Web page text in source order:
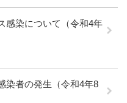
感染について（令和4年
染者の発生（令和4年8